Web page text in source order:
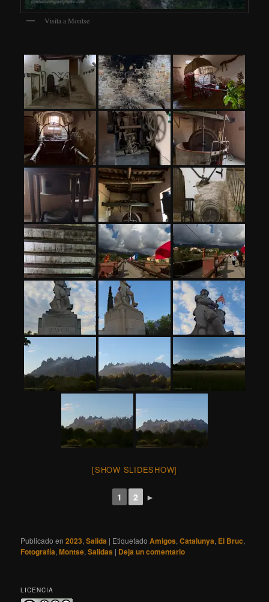
Visita a Montse
[SHOW SLIDESHOW]
1 2 ►
Publicado en 2023,Salida | Etiquetado Amigos,Catalunya, El Bruc,
Fotografía,Montse,Salidas | Deja un comentario
LICENCIA